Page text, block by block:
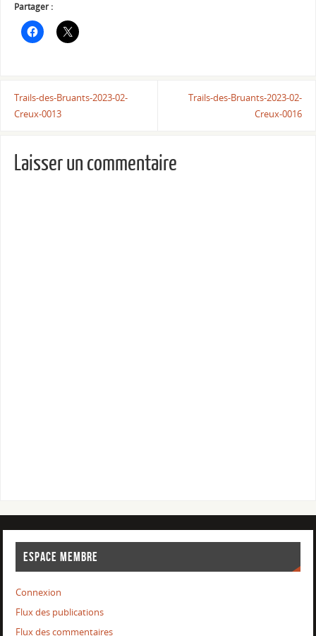
Partager :
Trails-des-Bruants-2023-02-
Creux-0013
Trails-des-Bruants-2023-02-
Creux-0016
Laisser un commentaire
ESPACE MEMBRE
Connexion
Flux des publications
Flux des commentaires